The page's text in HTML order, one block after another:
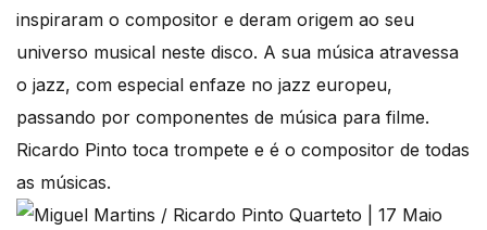
inspiraram o compositor e deram origem ao seu
universo musical neste disco. A sua música atravessa
o jazz, com especial enfaze no jazz europeu,
passando por componentes de música para filme.
Ricardo Pinto toca trompete e é o compositor de todas
as músicas.